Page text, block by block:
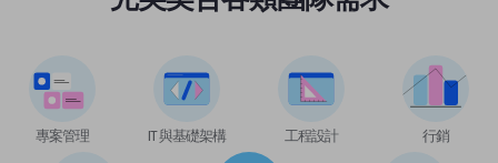
專案管理 IT 與基礎架構 工程設計 行銷